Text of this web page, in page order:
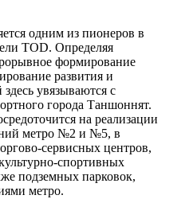
одним из пионеров в
TOD. Определяя
формирование
развития и
увязываются с
города Таншоннят.
на реализации
метро №2 и №5, в
сервисных центров,
спортивных
подземных парковок,
метро.